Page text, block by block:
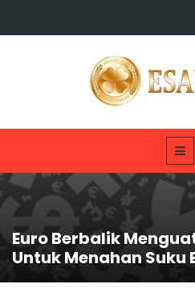
Euro Berbalik
Untuk Menahan Suku